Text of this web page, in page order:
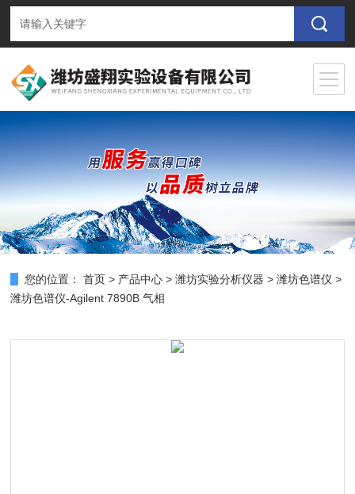
您的位置： 首页 > 产品中心 >潍坊实验分析仪器 >潍坊色谱仪 >
潍坊色谱仪-Agilent 7890B 气相